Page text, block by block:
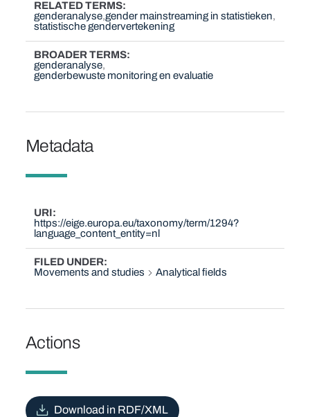
RELATED TERMS
genderanalyse gender mainstreaming in statistieken
statistische gendervertekening
BROADER TERMS
genderanalyse
genderbewuste monitoring en evaluatie
Metadata
URI
https://eige.europa.eu/taxonomy/term/1294?
language_content_entity=nl
FILED UNDER
Movements and studies
Analytical fields
Actions
Download in RDF/XML